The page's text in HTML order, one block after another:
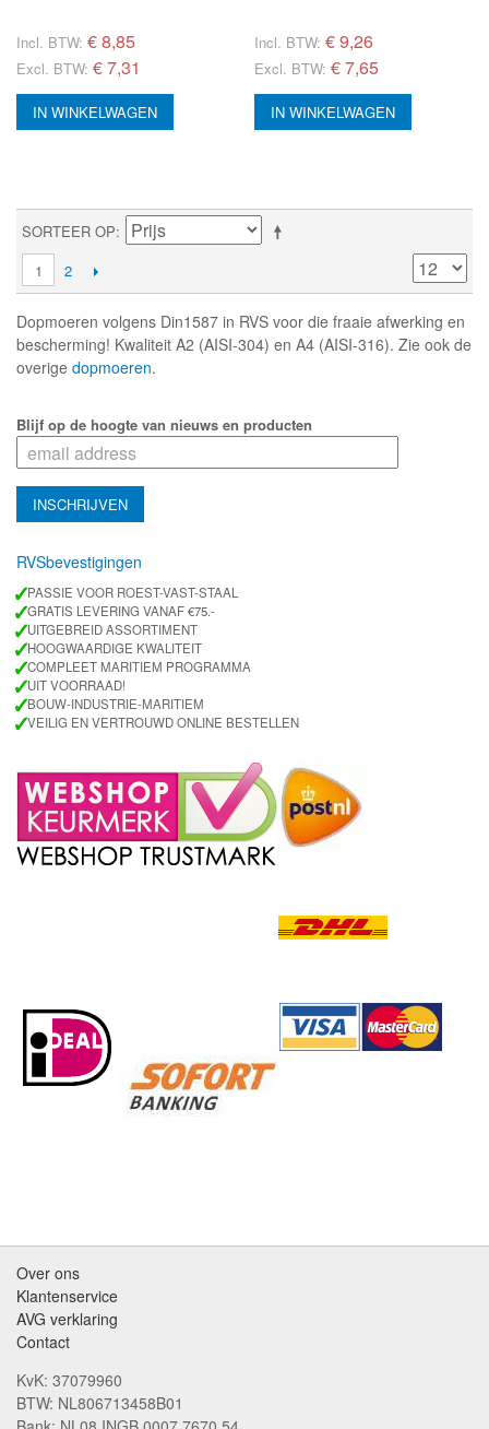
Incl. BTW: €8,85
Excl. BTW: € 7,31
IN WINKELWAGEN
Incl. BTW: €9,26
Excl. BTW: € 7,65
IN WINKELWAGEN
SORTEER OP
1
2
Dopmoeren volgens Din1587 in RVS voor die fraaie afwerking en
bescherming! Kwaliteit A2 (AISI-304) en A4 (AISI-316). Zie ook de
overige dopmoeren.
Blijf op de hoogte van nieuws en producten
RVSbevestigingen
✓PASSIE VOOR ROEST-VAST-STAAL
✓GRATIS LEVERING VANAF €75.-
✓UITGEBREID ASSORTIMENT
✓HOOGWAARDIGE KWALITEIT
✓COMPLEET MARITIEM PROGRAMMA
✓UIT VOORRAAD!
✓BOUW-INDUSTRIE-MARITIEM
✓VEILIG EN VERTROUWD ONLINE BESTELLEN
Over ons
Klantenservice
AVG verklaring
Contact
KvK: 37079960
BTW: NL806713458B01